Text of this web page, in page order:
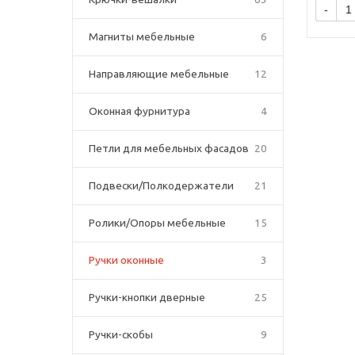
6
Магниты мебельные
12
Направляющие мебельные
4
Оконная фурнитура
20
Петли для мебельных фасадов
21
Подвески/Полкодержатели
15
Ролики/Опоры мебельные
3
Ручки оконные
25
Ручки-кнопки дверные
9
Ручки-скобы
-